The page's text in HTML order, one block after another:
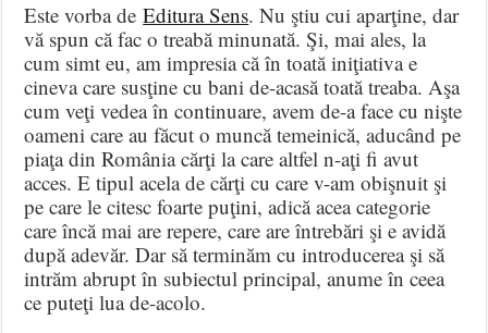
Este vorba deEditura Sens. Nu ştiu cui aparţine, dar
vă spun că fac o treabă minunată. Şi, mai ales, la
cum simt eu, am impresia că în toată iniţiativa e
cineva care susţine cu bani de-acasă toată treaba. Aşa
cum veţi vedea în continuare, avem de-a face cu nişte
oameni care au făcut o muncă temeinică, aducând pe
piaţa din România cărţi la care altfel n-aţi fi avut
acces. E tipul acela de cărţi cu care v-am obişnuit şi
pe care le citesc foarte puţini, adică acea categorie
care încă mai are repere, care are întrebări şi e avidă
după adevăr. Dar să terminăm cu introducerea şi să
intrăm abrupt în subiectul principal, anume în ceea
ce puteţi lua de-acolo.